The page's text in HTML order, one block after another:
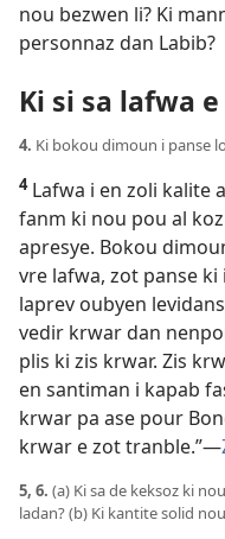
nou bezwen li? Ki
personnaz dan Labib?
Ki si sa lafwa
4. Ki bokou dimoun i panse
4Lafwa i en zoli kalite
fanm ki nou pou al
apresye. Bokou
vre lafwa, zot panse
laprev oubyen
vedir krwar dan
plis ki zis krwar. Zis
en santiman i kapab
krwar pa ase pour
krwar e zot tranble.”​—
5, 6. (a) Ki sa de keksoz ki
ladan? (b) Ki kantite solid